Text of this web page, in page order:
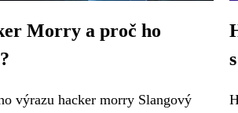
Morry a proč ho
výrazu hacker morry Slangový